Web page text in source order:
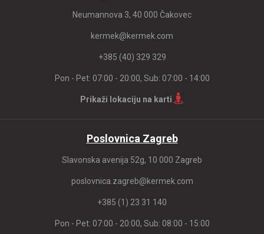
Neumannova 3, 40 000 Čakovec
kermek@kermek.com
+385 (40) 329 329
Pon - Pet: 07:00 - 20:00, Sub: 07:00 - 14:00
Prikaži lokaciju na karti
Poslovnica Zagreb
Slavonska avenija 52g, 10 000 Zagreb
poslovnica.zagreb@kermek.com
+385 (1) 23 31 140
Pon - Pet: 07:00 - 20:00, Sub: 08:00 - 15:00